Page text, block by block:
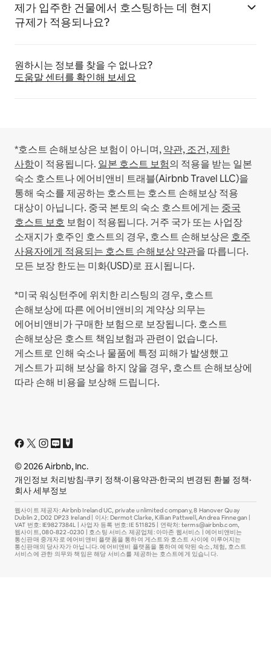
제가 입주한 건물에서 호스팅하는 데 현지
규제가 적용되나요?
원하시는 정보를 찾을 수 없나요?
도움말 센터를 확인해 보세요
*호스트 손해보상은 보험이 아니며,약관, 조건, 제한
사항이 적용됩니다. 일본 호스트 보험의 적용을 받는 일본
숙소 호스트나 에어비앤비 트래블(Airbnb Travel LLC)을
통해 숙소를 제공하는 호스트는 호스트 손해보상 적용
대상이 아닙니다. 중국 본토의 숙소 호스트에게는 중국
호스트 보호 보험이 적용됩니다. 거주 국가 또는 사업장
소재지가 호주인 호스트의 경우, 호스트 손해보상은 호주
사용자에게 적용되는 호스트 손해보상 약관을 따릅니다.
모든 보장 한도는 미화(USD)로 표시됩니다.
*미국 워싱턴주에 위치한 리스팅의 경우, 호스트
손해보상에 따른 에어비앤비의 계약상 의무는
에어비앤비가 구매한 보험으로 보장됩니다. 호스트
손해보상은 호스트 책임보험과 관련이 없습니다.
게스트로 인해 숙소나 물품에 특정 피해가 발생했고
게스트가 피해 보상을 하지 않을 경우, 호스트 손해보상에
따라 손해 비용을 보상해 드립니다.
© 2026 Airbnb, Inc.
개인정보 처리방침·쿠키 정책·이용약관·한국의 변경된 환불 정책·
회사 세부정보
웹사이트 제공자: Airbnb Ireland UC, private unlimited company, 8 Hanover Quay
Dublin 2, D02 DP23 Ireland | 이사: Dermot Clarke, Killian Pattwell, Andrea Finnegan |
VAT 번호: IE9827384L | 사업자 등록 번호: IE 511825 | 연락처: terms@airbnb.com,
웹사이트, 080-822-0230 | 호스팅 서비스 제공업체: 아마존 웹서비스 | 에어비앤비는
통신판매 중개자로 에어비앤비 플랫폼을 통하여 게스트와 호스트 사이에 이루어지는
통신판매의 당사자가 아닙니다. 에어비앤비 플랫폼을 통하여 예약된 숙소, 체험, 호스트
서비스에 관한 의무와 책임은 해당 서비스를 제공하는 호스트에게 있습니다.